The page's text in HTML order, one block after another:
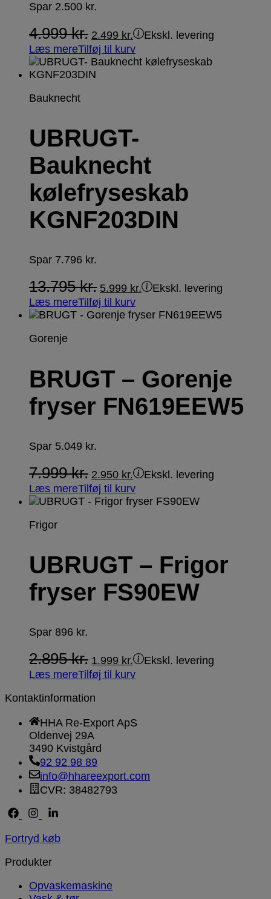
Spar 2.500 kr.
4.999kr. 2.499 kr.
Ekskl. levering
Læs mereTilføj til kurv
Bauknecht
UBRUGT-
Bauknecht
kølefryseskab
KGNF203DIN
Spar 7.796 kr.
13.795kr. 5.999 kr.
Ekskl. levering
Læs mereTilføj til kurv
Gorenje
BRUGT – Gorenje
fryser FN619EEW5
Spar 5.049 kr.
7.999kr. 2.950 kr.
Ekskl. levering
Læs mereTilføj til kurv
Frigor
UBRUGT – Frigor
fryser FS90EW
Spar 896 kr.
2.895kr. 1.999 kr.
Ekskl. levering
Læs mereTilføj til kurv
Kontaktinformation
HHA Re-Export ApS
Oldenvej 29A
3490 Kvistgård
92 92 98 89
info@hhareexport.com
CVR: 38482793
Fortryd køb
Produkter
Opvaskemaskine